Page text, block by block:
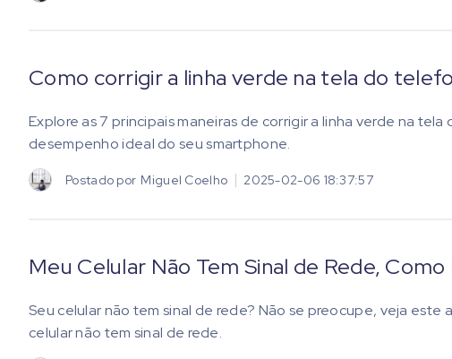
Como corrigir a linha verde na tela do
Explore as 7 principais maneiras de corrigir a linha verde na
desempenho ideal do seu smartphone.
Postado por Miguel Coelho 2025-02-06 18:37:57
Meu Celular Não Tem Sinal de Rede,
Seu celular não tem sinal de rede? Não se preocupe, veja
celular não tem sinal de rede.